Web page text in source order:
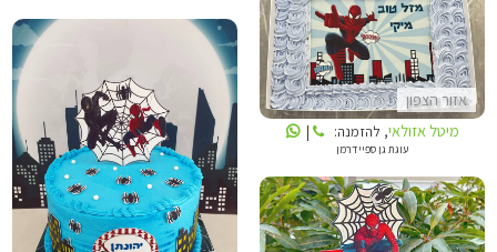
אזור הצפון
מיטל אזולאי
מיטל אזולאי, להזמנה: |
עוגת גן ספיידרמן
אפייה מאהבה